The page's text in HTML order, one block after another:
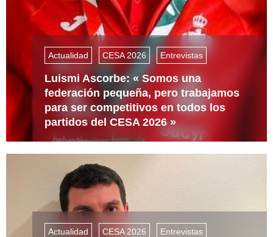
Actualidad CESA 2026 Entrevistas
Luismi Ascorbe: « Somos una
federación pequeña, pero trabajamos
para ser competitivos en todos los
partidos del CESA 2026 »
Actualidad CESA 2026 Entrevistas